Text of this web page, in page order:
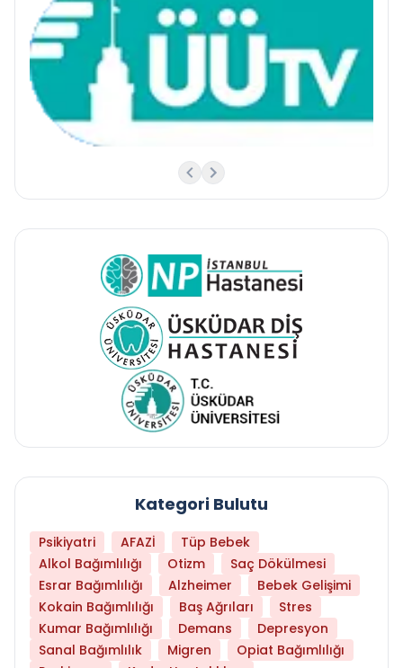
Kategori Bulutu
Psikiyatri AFAZİ
Tüp Bebek
Alkol Bağımlılığı
Otizm
Saç Dökülmesi
Esrar Bağımlılığı
Alzheimer
Bebek Gelişimi
Kokain Bağımlılığı
Baş Ağrıları
Stres
Kumar Bağımlılığı
Demans
Depresyon
Sanal Bağımlılık
Migren
Opiat Bağımlılığı